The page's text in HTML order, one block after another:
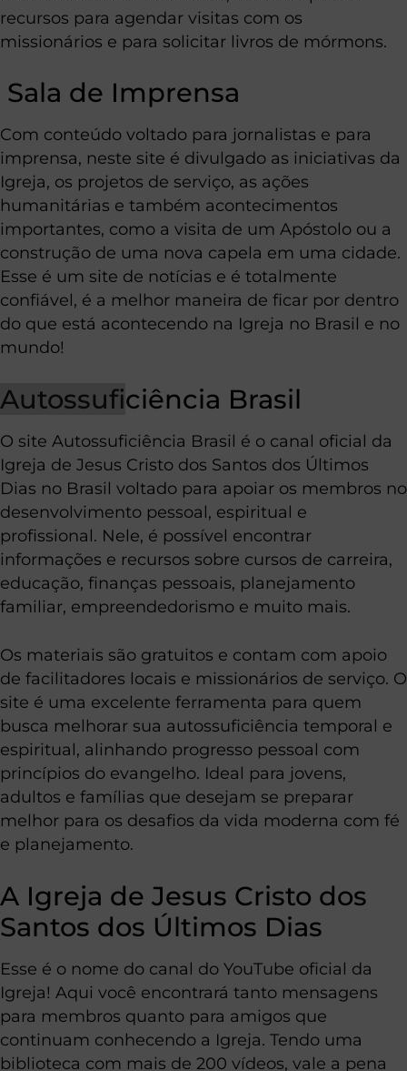
recursos para agendar visitas com os
missionários e para solicitar livros de mórmons.
Sala de Imprensa
Com conteúdo voltado para jornalistas e para
imprensa, neste site é divulgado as iniciativas da
Igreja, os projetos de serviço, as ações
humanitárias e também acontecimentos
importantes, como a visita de um Apóstolo ou a
construção de uma nova capela em uma cidade.
Esse é um site de notícias e é totalmente
confiável, é a melhor maneira de ficar por dentro
do que está acontecendo na Igreja no Brasil e no
mundo!
Autossuficiência Brasil
O site Autossuficiência Brasil é o canal oficial da
Igreja de Jesus Cristo dos Santos dos Últimos
Dias no Brasil voltado para apoiar os membros no
desenvolvimento pessoal, espiritual e
profissional. Nele, é possível encontrar
informações e recursos sobre cursos de carreira,
educação, finanças pessoais, planejamento
familiar, empreendedorismo e muito mais.
Os materiais são gratuitos e contam com apoio
de facilitadores locais e missionários de serviço. O
site é uma excelente ferramenta para quem
busca melhorar sua autossuficiência temporal e
espiritual, alinhando progresso pessoal com
princípios do evangelho. Ideal para jovens,
adultos e famílias que desejam se preparar
melhor para os desafios da vida moderna com fé
e planejamento.
A Igreja de Jesus Cristo dos
Santos dos Últimos Dias
Esse é o nome do canal do YouTube oficial da
Igreja! Aqui você encontrará tanto mensagens
para membros quanto para amigos que
continuam conhecendo a Igreja. Tendo uma
biblioteca com mais de 200 vídeos, vale a pena